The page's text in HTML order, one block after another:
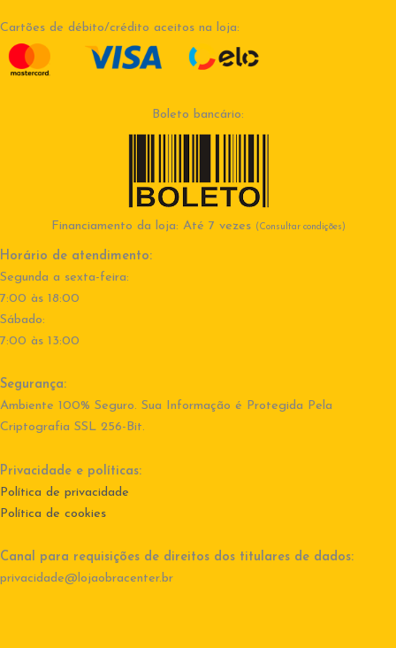
Cartões de débito/crédito aceitos na loja:
Boleto bancário:
Financiamento da loja: Até 7 vezes (Consultar condições)
Horário de atendimento:
Segunda a sexta-feira:
7:00 às 18:00
Sábado:
7:00 às 13:00
Segurança:
Ambiente 100% Seguro. Sua Informação é Protegida Pela
Criptografia SSL 256-Bit.
Privacidade e políticas:
Política de privacidade
Política de cookies
Canal para requisições de direitos dos titulares de dados:
privacidade@lojaobracenter.br